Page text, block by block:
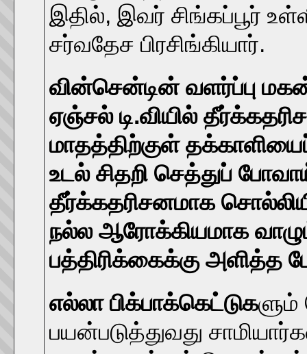
இதில், இவர் சிங்கப்பூர்
சர்வதேச பிரசிங்கியார்.
வின்சென்டின் வளர்ப்பு
ஏஞ்சல் டி.வியில்
மாதத்திற்குள் தக்காளியைப்
உடல் சிதறி செத்துப்
தீர்க்கதரிசனமாக
நல்ல ஆரோக்கியமாக
பத்திரிக்கைக்கு அளித்த
எல்லா பிக்பாக்கெட்டுகளும்
பயன்படுத்துவது